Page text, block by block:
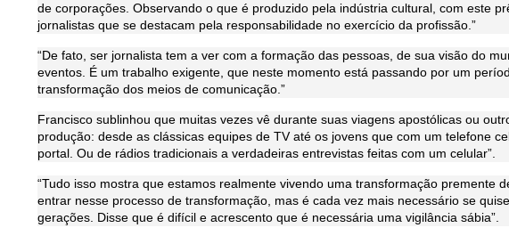
de corporações. Observando o que é produzido pela indústria cultural, com este
jornalistas que se destacam pela responsabilidade no exercício da profissão.”
“De fato, ser jornalista tem a ver com a formação das pessoas, de sua visão do
eventos. É um trabalho exigente, que neste momento está passando por um
transformação dos meios de comunicação.”
Francisco sublinhou que muitas vezes vê durante suas viagens apostólicas ou
produção: desde as clássicas equipes de TV até os jovens que com um telefone
portal. Ou de rádios tradicionais a verdadeiras entrevistas feitas com um celular”.
“Tudo isso mostra que estamos realmente vivendo uma transformação premente
entrar nesse processo de transformação, mas é cada vez mais necessário se
gerações. Disse que é difícil e acrescento que é necessária uma vigilância sábia”.